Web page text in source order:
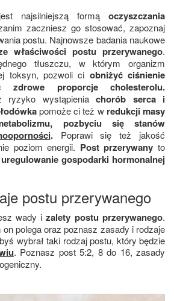
najsilniejszą formą oczyszczania
zaczniesz go stosować, zapoznaj
postu. Najnowsze badania naukowe
właściwości postu przerywanego.
tłuszczu, w którym organizm
toksyn, pozwoli ci obniżyć ciśnienie
zdrowe proporcje cholesterolu.
ryzyko wystąpienia chorób serca i
pomoże ci też w redukcji masy
pozbyciu się stanów
.Poprawi się też jakość
poziom energii. Post przerywany to
uregulowanie gospodarki hormonalnej
postu przerywanego
wady izalety postu przerywanego.
polega oraz poznasz zasady i rodzaje
wybrał taki rodzaj postu, który będzie
. Poznasz post 5:2, 8 do 16, zasady